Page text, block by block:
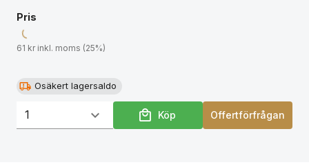
gråmelerad: 85 % ekologisk bomull / 15 % viskos.
För storleksmatchning, se storlekstabellen i avsnittet
för produktdokumentation.
Pris
61 kr inkl. moms (25%)
Osäkert lagersaldo
Köp Offertförfrågan